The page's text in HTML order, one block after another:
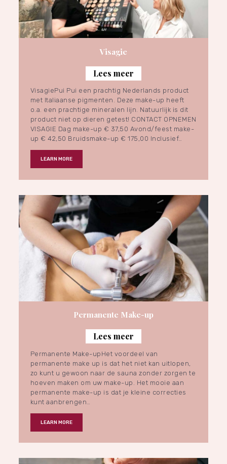
Visagie
Lees meer
VisagiePui Pui een prachtig Nederlands product
met Italiaanse pigmenten. Deze make-up heeft
o.a. een prachtige mineralen lijn. Natuurlijk is dit
product niet op dieren getest! CONTACT OPNEMEN
VISAGIE Dag make-up € 37,50 Avond/feest make-
up € 42,50 Bruidsmake-up € 175,00 Inclusief…
LEARN MORE
Permanente Make-up
Lees meer
Permanente Make-upHet voordeel van
permanente make up is dat het niet kan uitlopen,
zo kunt u gewoon naar de sauna zonder zorgen te
hoeven maken om uw make-up. Het mooie aan
permanente make-up is dat je kleine correcties
kunt aanbrengen…
LEARN MORE